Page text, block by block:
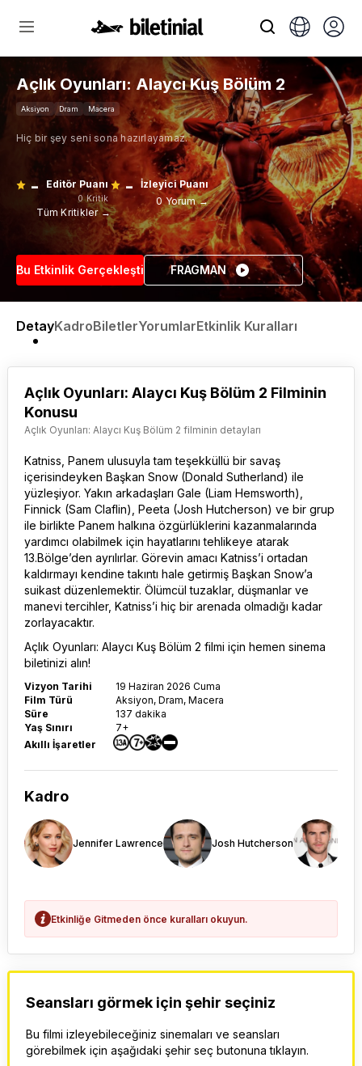
Açlık Oyunları: Alaycı Kuş Bölüm 2
Aksiyon Dram Macera
Hiç bir şey seni sona hazırlayamaz.
- Editör Puanı
0 Kritik
Tüm Kritikler →
-
İzleyici Puanı
0 Yorum →
Bu Etkinlik Gerçekleşti FRAGMAN
DetayKadroBiletlerYorumlarEtkinlik Kuralları
Açlık Oyunları: Alaycı Kuş Bölüm 2 Filminin
Konusu
Açlık Oyunları: Alaycı Kuş Bölüm 2 filminin detayları
Katniss, Panem ulusuyla tam teşekküllü bir savaş
içerisindeyken Başkan Snow (Donald Sutherland) ile
yüzleşiyor. Yakın arkadaşları Gale (Liam Hemsworth),
Finnick (Sam Claflin), Peeta (Josh Hutcherson) ve bir grup
ile birlikte Panem halkına özgürlüklerini kazanmalarında
yardımcı olabilmek için hayatlarını tehlikeye atarak
13.Bölge’den ayrılırlar. Görevin amacı Katniss’i ortadan
kaldırmayı kendine takıntı hale getirmiş Başkan Snow’a
suikast düzenlemektir. Ölümcül tuzaklar, düşmanlar ve
manevi tercihler, Katniss’i hiç bir arenada olmadığı kadar
zorlayacaktır.
Açlık Oyunları: Alaycı Kuş Bölüm 2 filmi için hemen sinema
biletinizi alın!
Vizyon Tarihi
19 Haziran 2026 Cuma
Film Türü
Aksiyon, Dram, Macera
Süre
137 dakika
Yaş Sınırı
7+
Akıllı İşaretler
Kadro
Jennifer Lawrence Josh Hutcherson
Etkinliğe Gitmeden önce kuralları okuyun.
Seansları görmek için şehir seçiniz
Bu filmi izleyebileceğiniz sinemaları ve seansları
görebilmek için aşağıdaki şehir seç butonuna tıklayın.